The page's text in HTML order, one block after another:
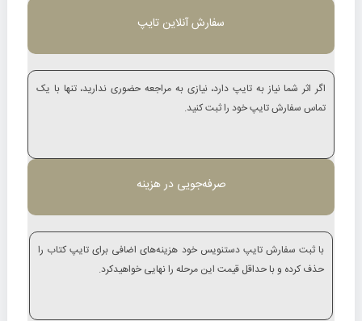
سفارش آنلاین تایپ
اگر اثر شما نیاز به تایپ دارد، نیازی به مراجعه حضوری ندارید، تنها با یک
تماس سفارش تایپ خود را ثبت کنید.
صرفه‌جویی در هزینه
با ثبت سفارش تایپ دستنویس خود هزینه‌های اضافی برای تایپ کتاب را
حذف کرده و با حداقل قیمت این مرحله را نهایی خواهیدکرد.